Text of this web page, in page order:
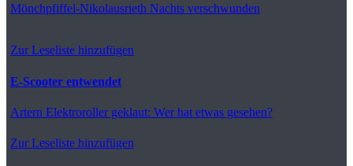
Mönchpfiffel-Nikolausrieth Nachts verschwunden
Zur Leseliste hinzufügen
E-Scooter entwendet
Artern Elektroroller geklaut: Wer hat etwas gesehen?
Zur Leseliste hinzufügen